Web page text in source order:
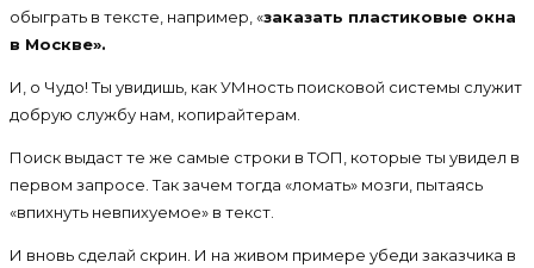
обыграть в тексте, например, «заказать пластиковые окна
в Москве».
И, о Чудо! Ты увидишь, как УМность поисковой системы служит
добрую службу нам, копирайтерам.
Поиск выдаст те же самые строки в ТОП, которые ты увидел в
первом запросе. Так зачем тогда «ломать» мозги, пытаясь
«впихнуть невпихуемое» в текст.
И вновь сделай скрин. И на живом примере убеди заказчика в